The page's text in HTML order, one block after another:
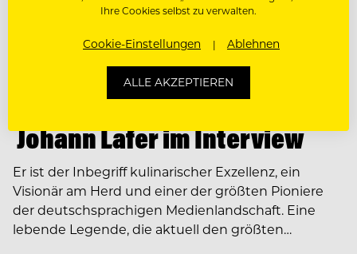
Ein Leben wie ein Film –
Johann Lafer im Interview
Er ist der Inbegriff kulinarischer Exzellenz, ein
Visionär am Herd und einer der größten Pioniere
der deutschsprachigen Medienlandschaft. Eine
lebende Legende, die aktuell den größten…
Ihre Cookies selbst zu verwalten.
Cookie-Einstellungen Ablehnen
ALLE AKZEPTIEREN